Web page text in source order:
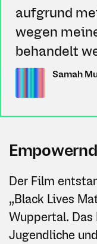
aufgrund
wegen
behandelt
Samah
Der Film
„Black Lives
Wuppertal.
Jugendliche